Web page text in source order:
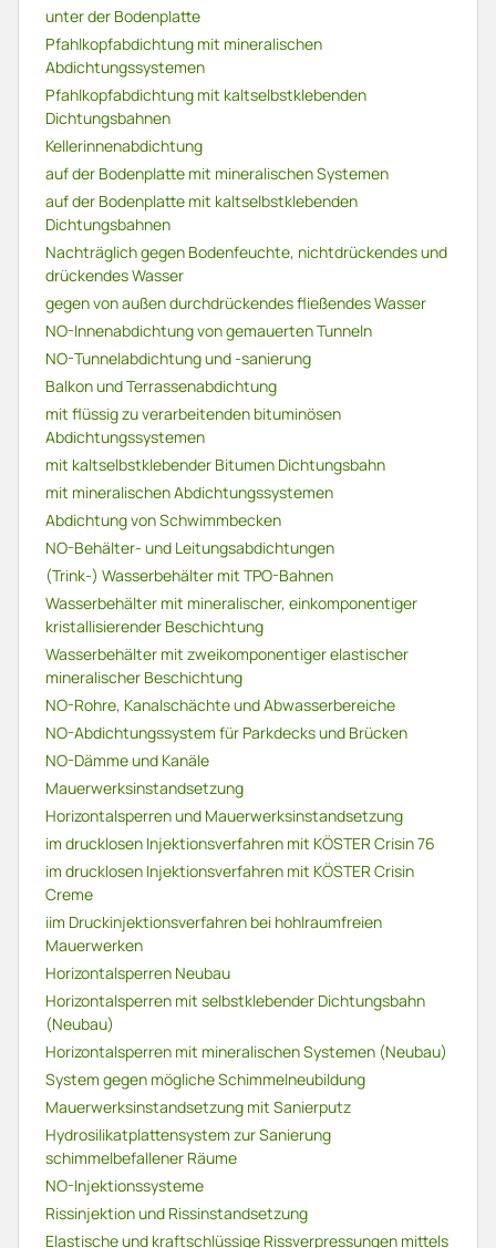
unter der Bodenplatte
Pfahlkopfabdichtung mit mineralischen
Abdichtungssystemen
Pfahlkopfabdichtung mit kaltselbstklebenden
Dichtungsbahnen
Kellerinnenabdichtung
auf der Bodenplatte mit mineralischen Systemen
auf der Bodenplatte mit kaltselbstklebenden
Dichtungsbahnen
Nachträglich gegen Bodenfeuchte, nichtdrückendes und
drückendes Wasser
gegen von außen durchdrückendes fließendes Wasser
NO-Innenabdichtung von gemauerten Tunneln
NO-Tunnelabdichtung und -sanierung
Balkon und Terrassenabdichtung
mit flüssig zu verarbeitenden bituminösen
Abdichtungssystemen
mit kaltselbstklebender Bitumen Dichtungsbahn
mit mineralischen Abdichtungssystemen
Abdichtung von Schwimmbecken
NO-Behälter- und Leitungsabdichtungen
(Trink-) Wasserbehälter mit TPO-Bahnen
Wasserbehälter mit mineralischer, einkomponentiger
kristallisierender Beschichtung
Wasserbehälter mit zweikomponentiger elastischer
mineralischer Beschichtung
NO-Rohre, Kanalschächte und Abwasserbereiche
NO-Abdichtungssystem für Parkdecks und Brücken
NO-Dämme und Kanäle
Mauerwerksinstandsetzung
Horizontalsperren und Mauerwerksinstandsetzung
im drucklosen Injektionsverfahren mit KÖSTER Crisin 76
im drucklosen Injektionsverfahren mit KÖSTER Crisin
Creme
iim Druckinjektionsverfahren bei hohlraumfreien
Mauerwerken
Horizontalsperren Neubau
Horizontalsperren mit selbstklebender Dichtungsbahn
(Neubau)
Horizontalsperren mit mineralischen Systemen (Neubau)
System gegen mögliche Schimmelneubildung
Mauerwerksinstandsetzung mit Sanierputz
Hydrosilikatplattensystem zur Sanierung
schimmelbefallener Räume
NO-Injektionssysteme
Rissinjektion und Rissinstandsetzung
Elastische und kraftschlüssige Rissverpressungen mittels